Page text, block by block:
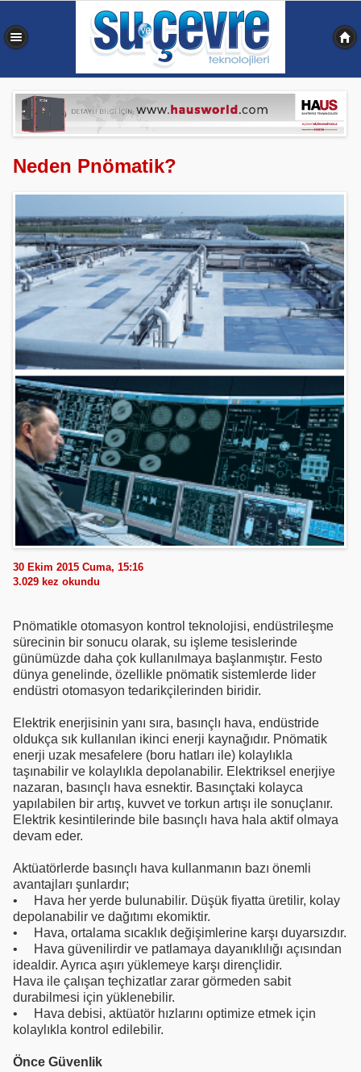
Neden Pnömatik?
30 Ekim 2015 Cuma, 15:16
3.029 kez okundu
Pnömatikle otomasyon kontrol teknolojisi, endüstrileşme
sürecinin bir sonucu olarak, su işleme tesislerinde
günümüzde daha çok kullanılmaya başlanmıştır. Festo
dünya genelinde, özellikle pnömatik sistemlerde lider
endüstri otomasyon tedarikçilerinden biridir.
Elektrik enerjisinin yanı sıra, basınçlı hava, endüstride
oldukça sık kullanılan ikinci enerji kaynağıdır. Pnömatik
enerji uzak mesafelere (boru hatları ile) kolaylıkla
taşınabilir ve kolaylıkla depolanabilir. Elektriksel enerjiye
nazaran, basınçlı hava esnektir. Basınçtaki kolayca
yapılabilen bir artış, kuvvet ve torkun artışı ile sonuçlanır.
Elektrik kesintilerinde bile basınçlı hava hala aktif olmaya
devam eder.
Aktüatörlerde basınçlı hava kullanmanın bazı önemli
avantajları şunlardır;
• Hava her yerde bulunabilir. Düşük fiyatta üretilir, kolay
depolanabilir ve dağıtımı ekomiktir.
• Hava, ortalama sıcaklık değişimlerine karşı duyarsızdır.
• Hava güvenilirdir ve patlamaya dayanıklılığı açısından
idealdir. Ayrıca aşırı yüklemeye karşı dirençlidir.
Hava ile çalışan teçhizatlar zarar görmeden sabit
durabilmesi için yüklenebilir.
• Hava debisi, aktüatör hızlarını optimize etmek için
kolaylıkla kontrol edilebilir.
Önce Güvenlik
0,355 sn